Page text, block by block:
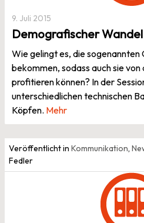
9. Juli 2015
Demografischer
Wie gelingt es, die sogenannten
bekommen, sodass auch sie
profitieren können? In der
unterschiedlichen technischen
Köpfen. Mehr
Veröffentlicht in Kommunikation,
Fedler